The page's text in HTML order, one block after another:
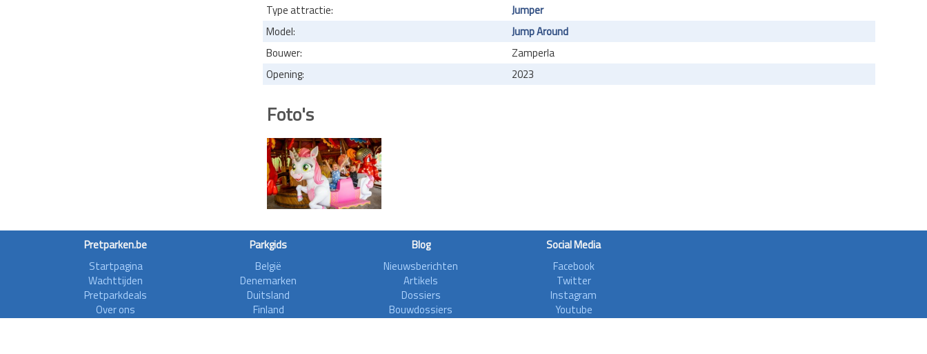
Type attractie:
Jumper
Model:
Jump Around
Bouwer:
Zamperla
Opening:
2023
Foto's
Pretparken.be
Startpagina
Wachttijden
Pretparkdeals
Over ons
Parkgids
België
Denemarken
Duitsland
Finland
Blog
Nieuwsberichten
Artikels
Dossiers
Bouwdossiers
Social Media
Facebook
Twitter
Instagram
Youtube